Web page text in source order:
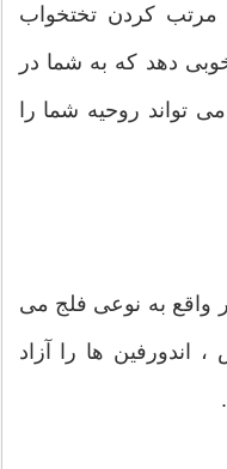
مرتب کردن تختخواب
دهد که به شما در
تواند روحیه شما را
واقع به نوعی فلج می
اندورفین ها را آزاد